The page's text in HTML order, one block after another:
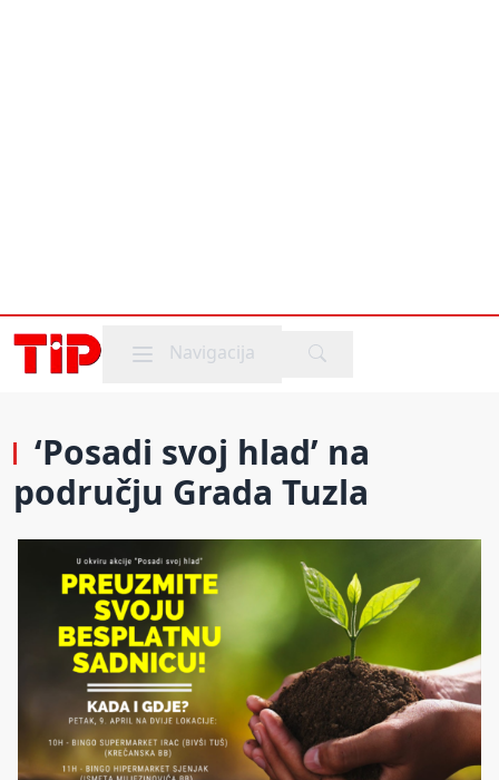
Mobile menu
Navigacija
‘Posadi svoj hlad’ na
području Grada Tuzla